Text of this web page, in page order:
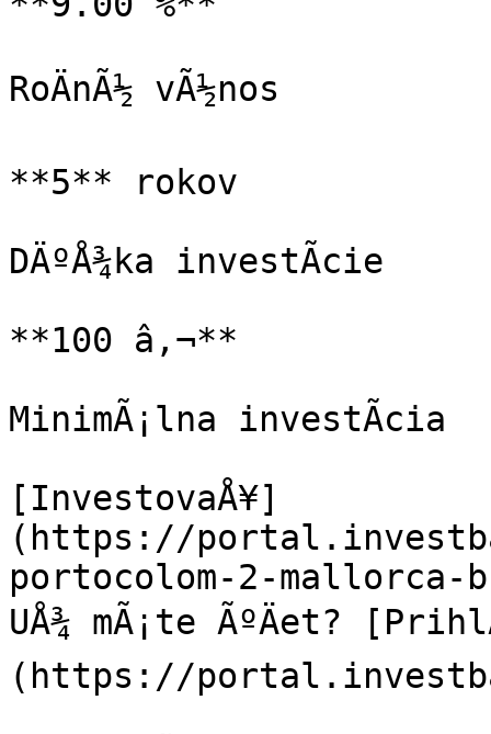
RoÄnÃ½ vÃ½nos
**5** rokov
DÄºÅ¾ka investÃ­cie
**100 â‚¬**
MinimÃ¡lna investÃ­cia
[InvestovaÅ¥]
(https://
portocolom-2-mallorca-
UÅ¾ mÃ¡te ÃºÄet?
(https://